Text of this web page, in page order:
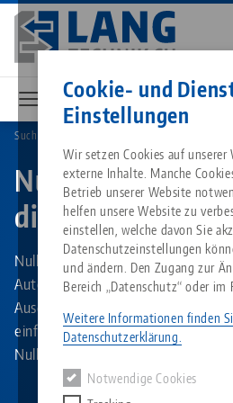
Cookie- und
Einstellungen
Wir setzen Cookies auf
externe Inhalte. Manche
Betrieb unserer Website
helfen unsere Website zu
einstellen, welche davon Sie
Datenschutzeinstellungen
und ändern. Den Zugang zur
Bereich „Datenschutz“ oder im
Weitere Informationen finden
Datenschutzerklärung.
Notwendige Cookies
Direkt
zum
Inhalt
Passende Produkte
Es tut uns leid. Wir konnten keine
Zur Produktübersicht
Services
Quicklinks
Search
Downloads
Downloads
Breadcrumb
Suche nach Produktarten
die Automation
Nullpunktspannsysteme passend
Automationssystemen RoboTrex
Ausgestattet mit Aufnahmebolzen
einfaches Auf- und Abrüsten im
Nullpunktspannsystem.